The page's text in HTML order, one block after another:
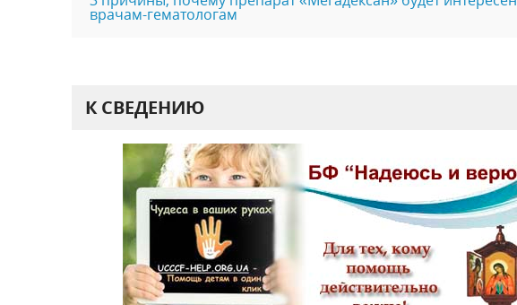
врачам-гематологам
К СВЕДЕНИЮ